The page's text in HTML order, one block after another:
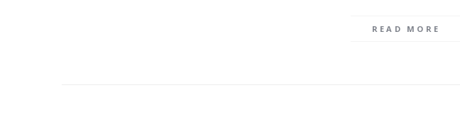
READ MORE